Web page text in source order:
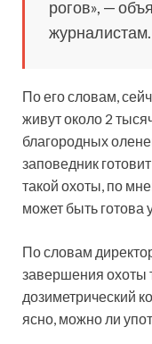
рогов», —
журналистам.
По его словам,
живут около 2
благородных
заповедник
такой охоты, по
может быть готова
По словам
завершения охоты
дозиметрический
ясно, можно ли